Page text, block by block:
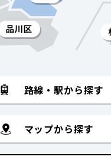
路線・駅から探す
マップから探す